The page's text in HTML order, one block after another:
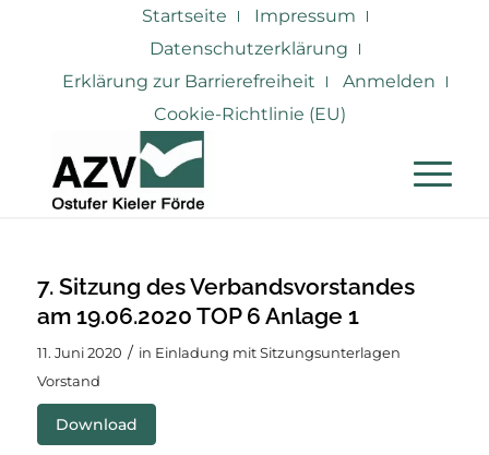
Startseite
Impressum
Datenschutzerklärung
Erklärung zur Barrierefreiheit
Anmelden
Cookie-Richtlinie (EU)
7. Sitzung des Verbandsvorstandes
am 19.06.2020 TOP 6 Anlage 1
11. Juni 2020 / in Einladung mit Sitzungsunterlagen
Vorstand
Download